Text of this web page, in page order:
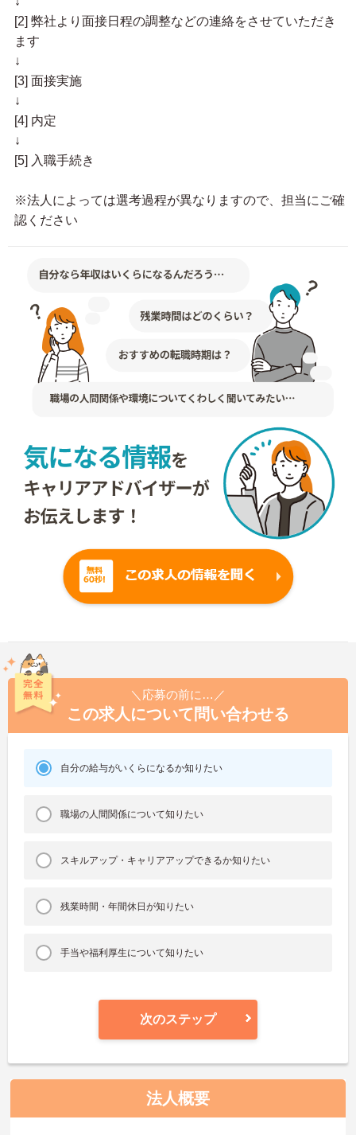
[2] 弊社より面接日程の調整などの連絡をさせていただき
ます
↓
[3] 面接実施
↓
[4] 内定
↓
[5] 入職手続き
※法人によっては選考過程が異なりますので、担当にご確
認ください
＼応募の前に…／
この求人について問い合わせる
自分の給与がいくらになるか知りたい
職場の人間関係について知りたい
スキルアップ・キャリアアップできるか知りたい
残業時間・年間休日が知りたい
手当や福利厚生について知りたい
次のステップ
法人概要